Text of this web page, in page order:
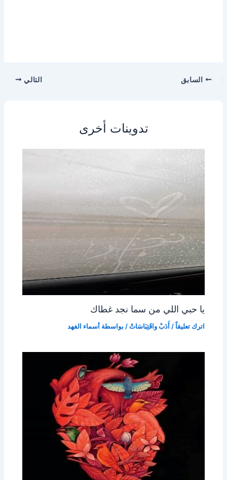
السابق التالي
تدوينات أخرى
يا حبي اللي من سما نجد غطاك
اترك تعليقاً / أَدَبْ واقَتِبَاسَاتْ / بواسطة أسماء الفهد